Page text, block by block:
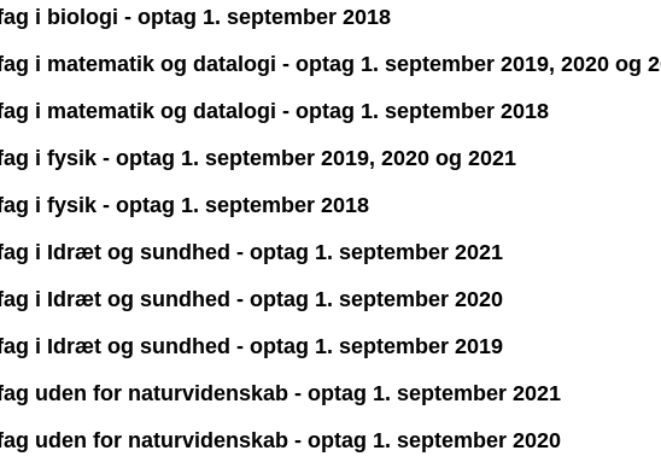
i biologi - optag 1. september 2018
i matematik og datalogi - optag 1. september 2019, 2020 og
i matematik og datalogi - optag 1. september 2018
i fysik - optag 1. september 2019, 2020 og 2021
i fysik - optag 1. september 2018
i Idræt og sundhed - optag 1. september 2021
i Idræt og sundhed - optag 1. september 2020
i Idræt og sundhed - optag 1. september 2019
uden for naturvidenskab - optag 1. september 2021
uden for naturvidenskab - optag 1. september 2020